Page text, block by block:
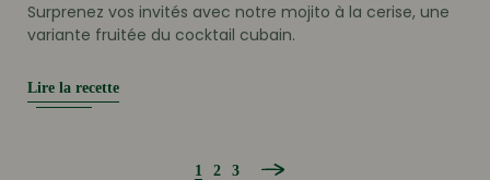
Surprenez vos invités avec notre mojito à la cerise, une
variante fruitée du cocktail cubain.
Lire la recette
1 2 3